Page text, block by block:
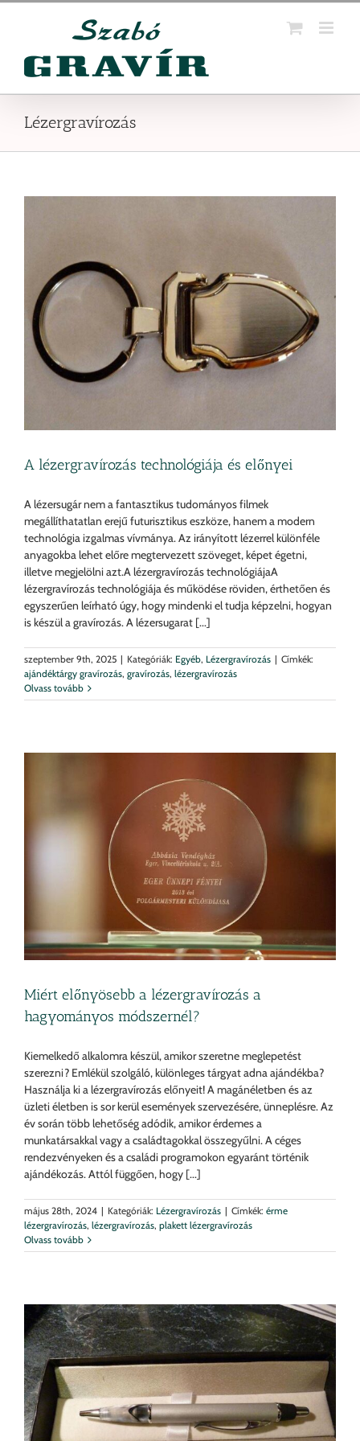
Kihagyás
Lézergravírozás
A lézergravírozás technológiája és előnyei
A lézersugár nem a fantasztikus tudományos filmek
megállíthatatlan erejű futurisztikus eszköze, hanem a modern
technológia izgalmas vívmánya. Az irányított lézerrel különféle
anyagokba lehet előre megtervezett szöveget, képet égetni,
illetve megjelölni azt.A lézergravírozás technológiájaA
lézergravírozás technológiája és működése röviden, érthetően és
egyszerűen leírható úgy, hogy mindenki el tudja képzelni, hogyan
is készül a gravírozás. A lézersugarat [...]
szeptember 9th, 2025 | Kategóriák: Egyéb, Lézergravírozás | Címkék:
ajándéktárgy gravírozás, gravírozás, lézergravírozás
Olvass tovább
Miért előnyösebb a lézergravírozás a
hagyományos módszernél?
Kiemelkedő alkalomra készül, amikor szeretne meglepetést
szerezni? Emlékül szolgáló, különleges tárgyat adna ajándékba?
Használja ki a lézergravírozás előnyeit! A magánéletben és az
üzleti életben is sor kerül események szervezésére, ünneplésre. Az
év során több lehetőség adódik, amikor érdemes a
munkatársakkal vagy a családtagokkal összegyűlni. A céges
rendezvényeken és a családi programokon egyaránt történik
ajándékozás. Attól függően, hogy [...]
május 28th, 2024 | Kategóriák: Lézergravírozás | Címkék: érme
lézergravírozás, lézergravírozás, plakett lézergravírozás
Olvass tovább